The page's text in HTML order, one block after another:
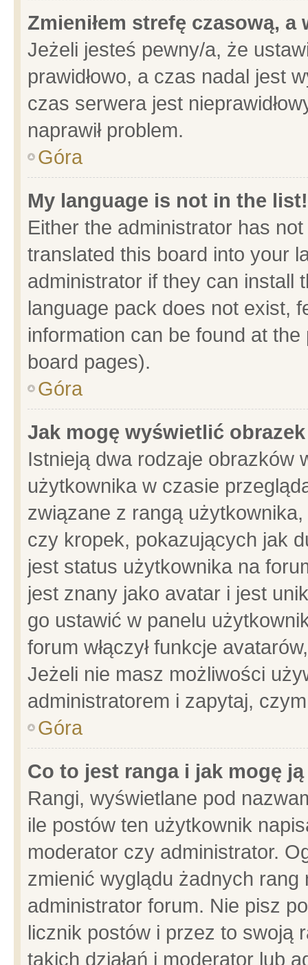
Zmieniłem strefę czasową,
Jeżeli jesteś pewny/a, że
prawidłowo, a czas nadal jest
czas serwera jest
naprawił problem.
Góra
My language is not in the list!
Either the administrator has
translated this board into your
administrator if they can install
language pack does not exist,
information can be found at
board pages).
Góra
Jak mogę wyświetlić
Istnieją dwa rodzaje obrazków
użytkownika w czasie
związane z rangą
czy kropek, pokazujących jak
jest status użytkownika na
jest znany jako avatar i jest
go ustawić w panelu
forum włączył funkcje
Jeżeli nie masz możliwości
administratorem i zapytaj,
Góra
Co to jest ranga i jak mogę
Rangi, wyświetlane pod
ile postów ten użytkownik
moderator czy administrator.
zmienić wyglądu żadnych
administrator forum. Nie pisz
licznik postów i przez to swoją
takich działań i moderator lub